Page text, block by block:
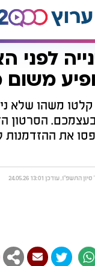
נס גלוי: שנייה לפני האסון - המלאך הופיע משום מקום
לפני
משום
משהו שלא
בעצמכם. הסרטון
את ההזדמנות